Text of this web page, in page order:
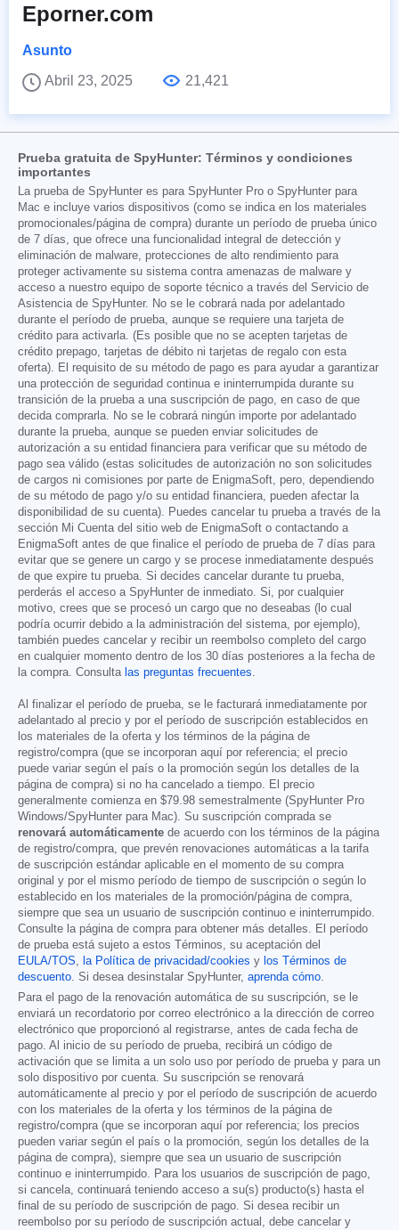
Eporner.com
Asunto
Abril 23, 2025
21,421
Prueba gratuita de SpyHunter: Términos y condiciones
importantes
La prueba de SpyHunter es para SpyHunter Pro o SpyHunter para
Mac e incluye varios dispositivos (como se indica en los materiales
promocionales/página de compra) durante un período de prueba único
de 7 días, que ofrece una funcionalidad integral de detección y
eliminación de malware, protecciones de alto rendimiento para
proteger activamente su sistema contra amenazas de malware y
acceso a nuestro equipo de soporte técnico a través del Servicio de
Asistencia de SpyHunter. No se le cobrará nada por adelantado
durante el período de prueba, aunque se requiere una tarjeta de
crédito para activarla. (Es posible que no se acepten tarjetas de
crédito prepago, tarjetas de débito ni tarjetas de regalo con esta
oferta). El requisito de su método de pago es para ayudar a garantizar
una protección de seguridad continua e ininterrumpida durante su
transición de la prueba a una suscripción de pago, en caso de que
decida comprarla. No se le cobrará ningún importe por adelantado
durante la prueba, aunque se pueden enviar solicitudes de
autorización a su entidad financiera para verificar que su método de
pago sea válido (estas solicitudes de autorización no son solicitudes
de cargos ni comisiones por parte de EnigmaSoft, pero, dependiendo
de su método de pago y/o su entidad financiera, pueden afectar la
disponibilidad de su cuenta). Puedes cancelar tu prueba a través de la
sección Mi Cuenta del sitio web de EnigmaSoft o contactando a
EnigmaSoft antes de que finalice el período de prueba de 7 días para
evitar que se genere un cargo y se procese inmediatamente después
de que expire tu prueba. Si decides cancelar durante tu prueba,
perderás el acceso a SpyHunter de inmediato. Si, por cualquier
motivo, crees que se procesó un cargo que no deseabas (lo cual
podría ocurrir debido a la administración del sistema, por ejemplo),
también puedes cancelar y recibir un reembolso completo del cargo
en cualquier momento dentro de los 30 días posteriores a la fecha de
la compra. Consulta las preguntas frecuentes.
Al finalizar el período de prueba, se le facturará inmediatamente por
adelantado al precio y por el período de suscripción establecidos en
los materiales de la oferta y los términos de la página de
registro/compra (que se incorporan aquí por referencia; el precio
puede variar según el país o la promoción según los detalles de la
página de compra) si no ha cancelado a tiempo. El precio
generalmente comienza en $79.98 semestralmente (SpyHunter Pro
Windows/SpyHunter para Mac). Su suscripción comprada se
renovará automáticamente de acuerdo con los términos de la página
de registro/compra, que prevén renovaciones automáticas a la tarifa
de suscripción estándar aplicable en el momento de su compra
original y por el mismo período de tiempo de suscripción o según lo
establecido en los materiales de la promoción/página de compra,
siempre que sea un usuario de suscripción continuo e ininterrumpido.
Consulte la página de compra para obtener más detalles. El período
de prueba está sujeto a estos Términos, su aceptación del
EULA/TOS, la Política de privacidad/cookies y los Términos de
descuento. Si desea desinstalar SpyHunter, aprenda cómo.
Para el pago de la renovación automática de su suscripción, se le
enviará un recordatorio por correo electrónico a la dirección de correo
electrónico que proporcionó al registrarse, antes de cada fecha de
pago. Al inicio de su período de prueba, recibirá un código de
activación que se limita a un solo uso por período de prueba y para un
solo dispositivo por cuenta. Su suscripción se renovará
automáticamente al precio y por el período de suscripción de acuerdo
con los materiales de la oferta y los términos de la página de
registro/compra (que se incorporan aquí por referencia; los precios
pueden variar según el país o la promoción, según los detalles de la
página de compra), siempre que sea un usuario de suscripción
continuo e ininterrumpido. Para los usuarios de suscripción de pago,
si cancela, continuará teniendo acceso a su(s) producto(s) hasta el
final de su período de suscripción de pago. Si desea recibir un
reembolso por su período de suscripción actual, debe cancelar y